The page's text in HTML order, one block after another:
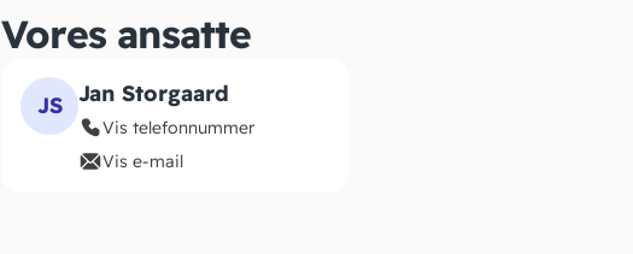
Vores ansatte
JS Jan Storgaard
Vis telefonnummer
Vis e-mail